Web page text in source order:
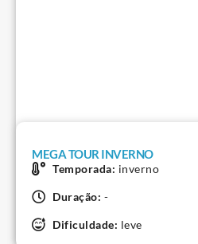
MEGA TOUR INVERNO
Temporada: inverno
Duração: -
Dificuldade: leve